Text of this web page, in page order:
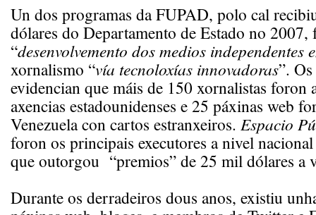
Un dos programas da FUPAD, polo cal
dólares do Departamento de Estado no 2007,
“desenvolvemento dos medios independentes
xornalismo “vía tecnoloxías innovadoras”.
evidencian que máis de 150 xornalistas foron
axencias estadounidenses e 25 páxinas web
Venezuela con cartos estranxeiros. Espacio
foron os principais executores a nivel
que outorgou “premios” de 25 mil dólares a
Durante os derradeiros dous anos, existiu